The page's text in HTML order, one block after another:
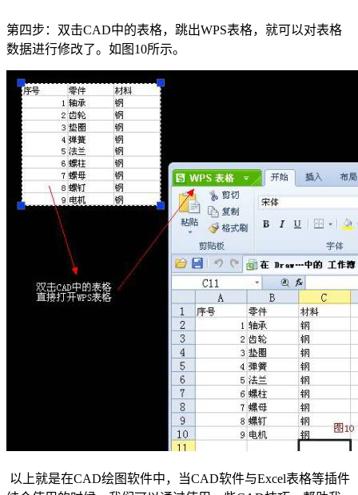
第四步：双击CAD中的表格，跳出WPS表格，就可以对表格
数据进行修改了。如图 10所示。
以上就是在CAD绘图软件中，当CAD软件与Excel表格等插件